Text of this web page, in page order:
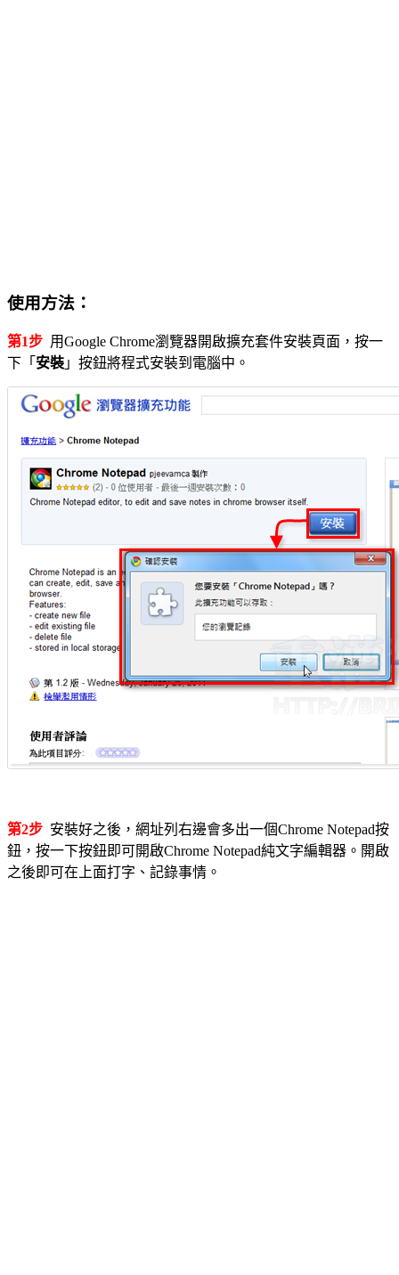
使用方法：
第1步 用Google Chrome瀏覽器開啟擴充套件安裝頁面，按一
下「 安裝 」按鈕將程式安裝到電腦中。
第2步 安裝好之後，網址列右邊會多出一個Chrome Notepad按
鈕，按一下按鈕即可開啟Chrome Notepad純文字編輯器。開啟
之後即可在上面打字、記錄事情。